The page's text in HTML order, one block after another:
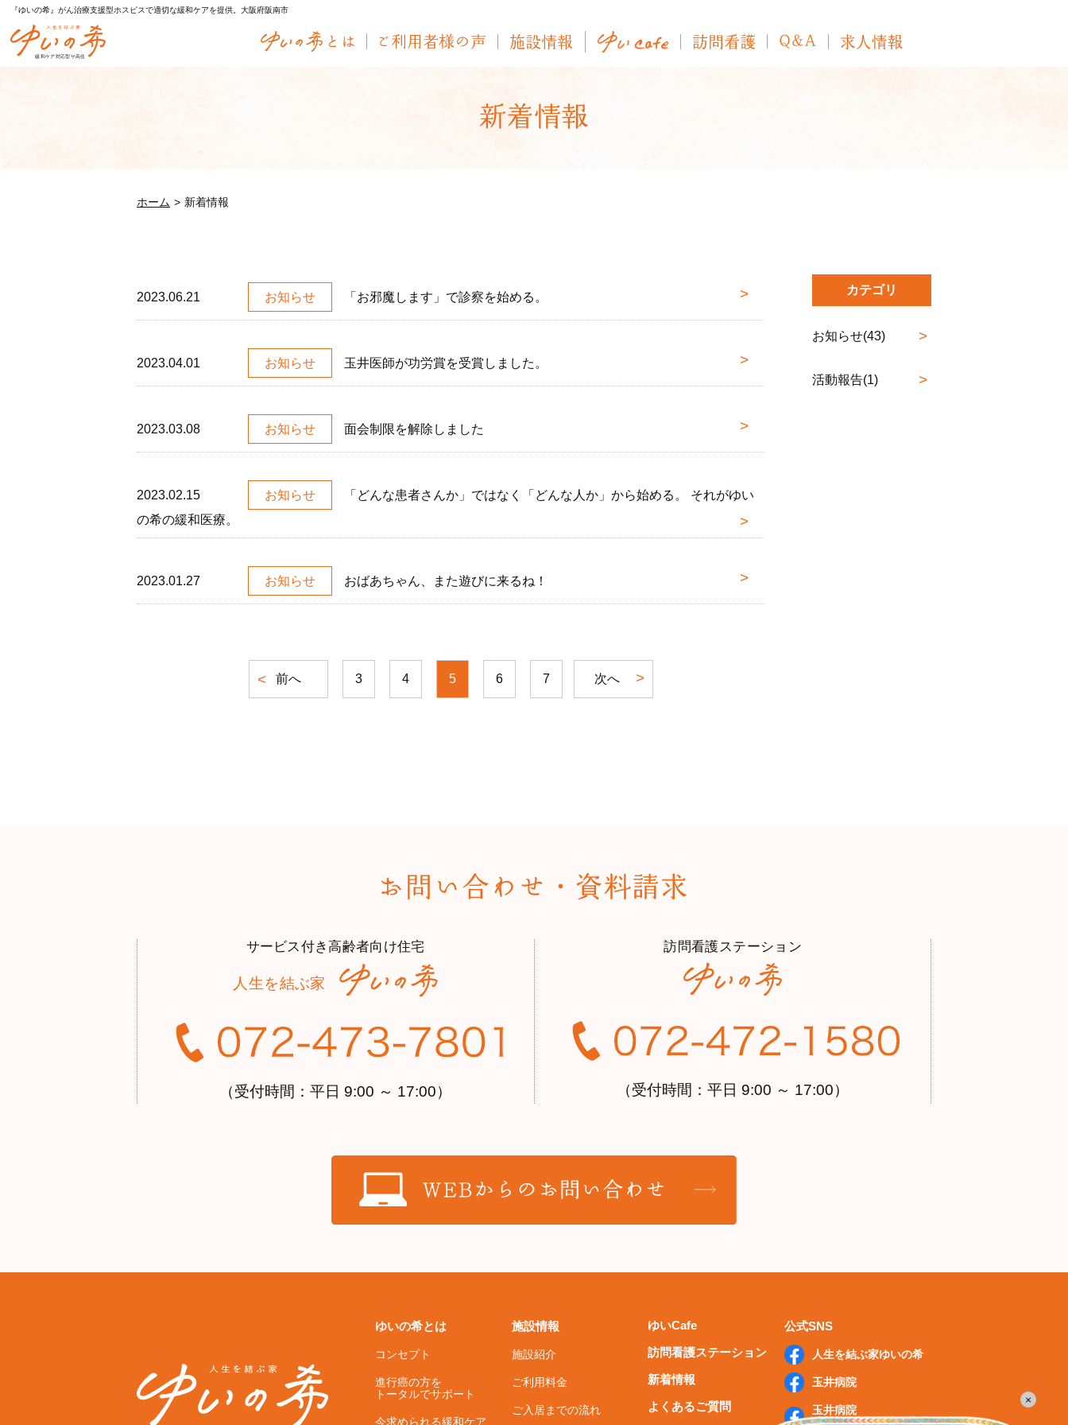
『ゆいの希』がん治療支援型ホスピスで適切な緩和ケアを提供。大阪府阪南市
ホーム 新着情報
2023.06.21 お知らせ 「お邪魔します」で診察を始める。
2023.04.01 お知らせ 玉井医師が功労賞を受賞しました。
2023.03.08 お知らせ 面会制限を解除しました
2023.02.15 お知らせ
「どんな患者さんか」ではなく「どんな人か」から始める。 それがゆい
の希の緩和医療。
2023.01.27 お知らせ おばあちゃん、また遊びに来るね！
前へ 3 4 5 6 7 次へ
カテゴリ
お知らせ(43)
活動報告(1)
（受付時間：平日 9:00 ～ 17:00） （受付時間：平日 9:00 ～ 17:00）
ゆいの希とは
コンセプト
進行癌の方を
トータルでサポート
今求められる緩和ケア
施設情報
施設紹介
ご利用料金
ご入居までの流れ
ゆいCafe
訪問看護ステーション
新着情報
よくあるご質問
公式SNS
人生を結ぶ家ゆいの希
玉井病院
玉井病院
膝関節センター
×